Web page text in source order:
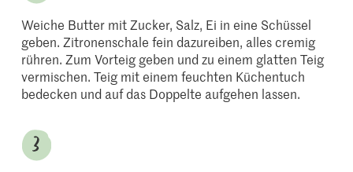
Weiche Butter mit Zucker, Salz, Ei in eine Schüssel
geben. Zitronenschale fein dazureiben, alles cremig
rühren. Zum Vorteig geben und zu einem glatten Teig
vermischen. Teig mit einem feuchten Küchentuch
bedecken und auf das Doppelte aufgehen lassen.